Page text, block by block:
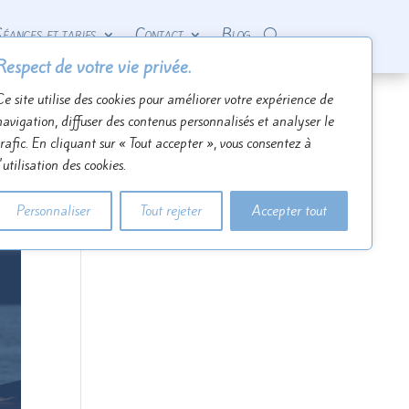
de votre vie privée.
site utilise des cookies pour améliorer votre expérience de
diffuser des contenus personnalisés et analyser le
En cliquant sur « Tout accepter », vous consentez à
des cookies.
Personnaliser Tout rejeter Accepter tout
et tarifs Contact Blog